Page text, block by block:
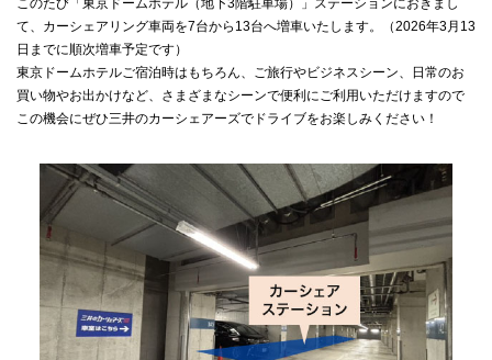
このたび「東京ドームホテル（地下3階駐車場）」ステーションにおきまし
て、カーシェアリング車両を7台から13台へ増車いたします。（2026年3月13
日までに順次増車予定です）
東京ドームホテルご宿泊時はもちろん、ご旅行やビジネスシーン、日常のお
買い物やお出かけなど、さまざまなシーンで便利にご利用いただけますので
この機会にぜひ三井のカーシェアーズでドライブをお楽しみください！